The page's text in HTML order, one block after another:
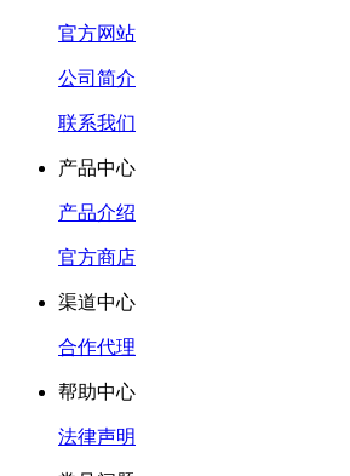
官方网站
公司简介
联系我们
产品中心
产品介绍
官方商店
渠道中心
合作代理
帮助中心
法律声明